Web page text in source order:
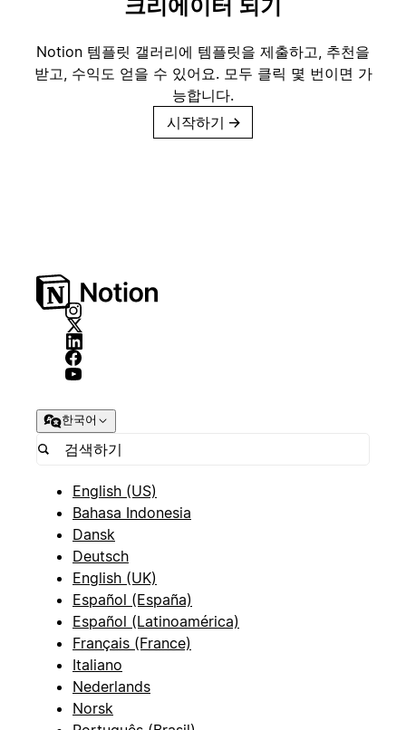
크리에이터 되기
Notion 템플릿 갤러리에 템플릿을 제출하고, 추천을
받고, 수익도 얻을 수 있어요. 모두 클릭 몇 번이면 가
능합니다.
시작하기 →
한국어
English (US)
Bahasa Indonesia
Dansk
Deutsch
English (UK)
Español (España)
Español (Latinoamérica)
Français (France)
Italiano
Nederlands
Norsk